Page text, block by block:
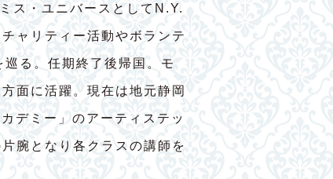
ス・ユニバースとしてN.Y.
ャリティー活動やボランテ
る。任期終了後帰国。モ
面に活躍。現在は地元静岡
デミー」のアーティステッ
腕となり各クラスの講師を